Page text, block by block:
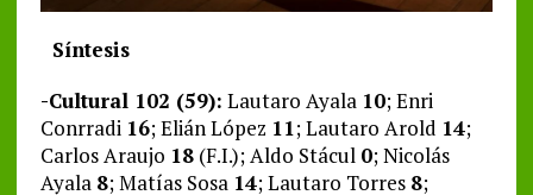
Síntesis
-Cultural 102 (59): Lautaro Ayala 10; Enri
Conrradi 16; Elián López 11; Lautaro Arold 14;
Carlos Araujo 18(F.I.); Aldo Stácul 0; Nicolás
Ayala 8; Matías Sosa 14; Lautaro Torres 8;